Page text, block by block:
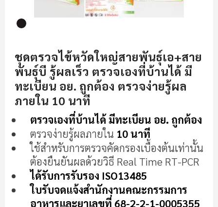
ที่
ส่วน
เริ่ม
ต้น
ของ
รี
รูปภาพ
ชุดตรวจไข้หวัดใหญ่สายพันธุ์เอ+สาย
พันธุ์บี รู้ผลเร็ว ตรวจเองที่บ้านได้ มี
ทะเบียน อย. ถูกต้อง ตรวจง่ายรู้ผล
ภายใน 10 นาที
ตรวจเองที่บ้านได้มีทะเบียน อย. ถูกต้อง
ตรวจง่ายรู้ผลภายใน 10 นาที
ใช้สำหรับการตรวจคัดกรองเบื้องต้นเท่านั้น
ต้องยืนยันผลด้วยวิธี Real Time RT-PCR
ได้รับการรับรอง ISO13485
ใบรับจดแจ้งสำนักงานคณะกรรมการ
อาหารและยาเลขที่ 68-2-2-1-0005355